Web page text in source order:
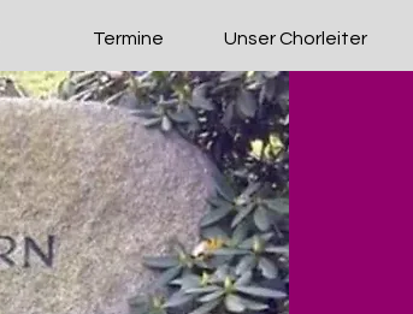
Termine Unser Chorleiter